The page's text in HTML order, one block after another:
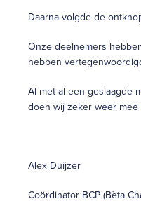
Daarna volgde de
Onze deelnemers
hebben
Al met al een geslaagde
doen wij zeker weer mee
Alex Duijzer
Coördinator BCP (Bèta